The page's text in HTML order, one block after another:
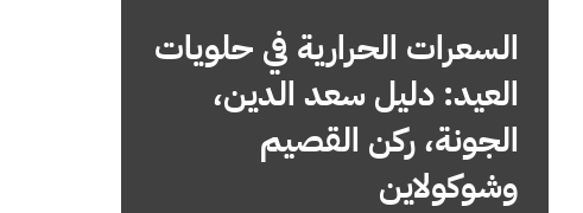
السعرات الحرارية في حلويات
العيد: دليل سعد الدين،
الجونة، ركن القصيم
وشوكولاين